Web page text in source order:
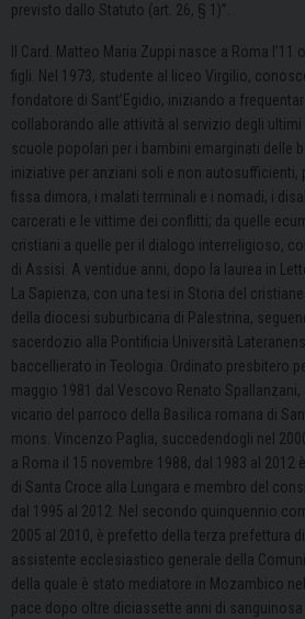
previsto dallo Statuto (art. 26, § 1)”.
Il Card. Matteo Maria Zuppi nasce a Roma
figli. Nel 1973, studente al liceo Virgilio,
fondatore di Sant’Egidio, iniziando a
collaborando alle attività al servizio degli
scuole popolari per i bambini emarginati delle
iniziative per anziani soli e non autosufficienti,
fissa dimora, i malati terminali e i nomadi, i
carcerati e le vittime dei conflitti; da quelle
cristiani a quelle per il dialogo interreligioso,
di Assisi. A ventidue anni, dopo la laurea in
La Sapienza, con una tesi in Storia del
della diocesi suburbicaria di Palestrina,
sacerdozio alla Pontificia Università
baccellierato in Teologia. Ordinato presbitero
maggio 1981 dal Vescovo Renato
vicario del parroco della Basilica romana di
mons. Vincenzo Paglia, succedendogli nel
a Roma il 15 novembre 1988, dal 1983 al 2012
di Santa Croce alla Lungara e membro del
dal 1995 al 2012. Nel secondo quinquennio
2005 al 2010, è prefetto della terza prefettura
assistente ecclesiastico generale della
della quale è stato mediatore in Mozambico
pace dopo oltre diciassette anni di sanguinosa